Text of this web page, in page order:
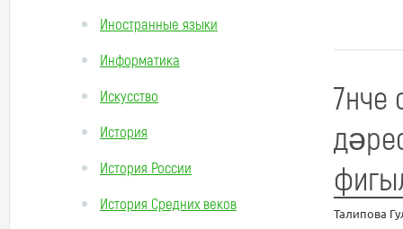
Иностранные языки
Информатика
Искусство
История
История России
История Средних веков
7нче
Талипова